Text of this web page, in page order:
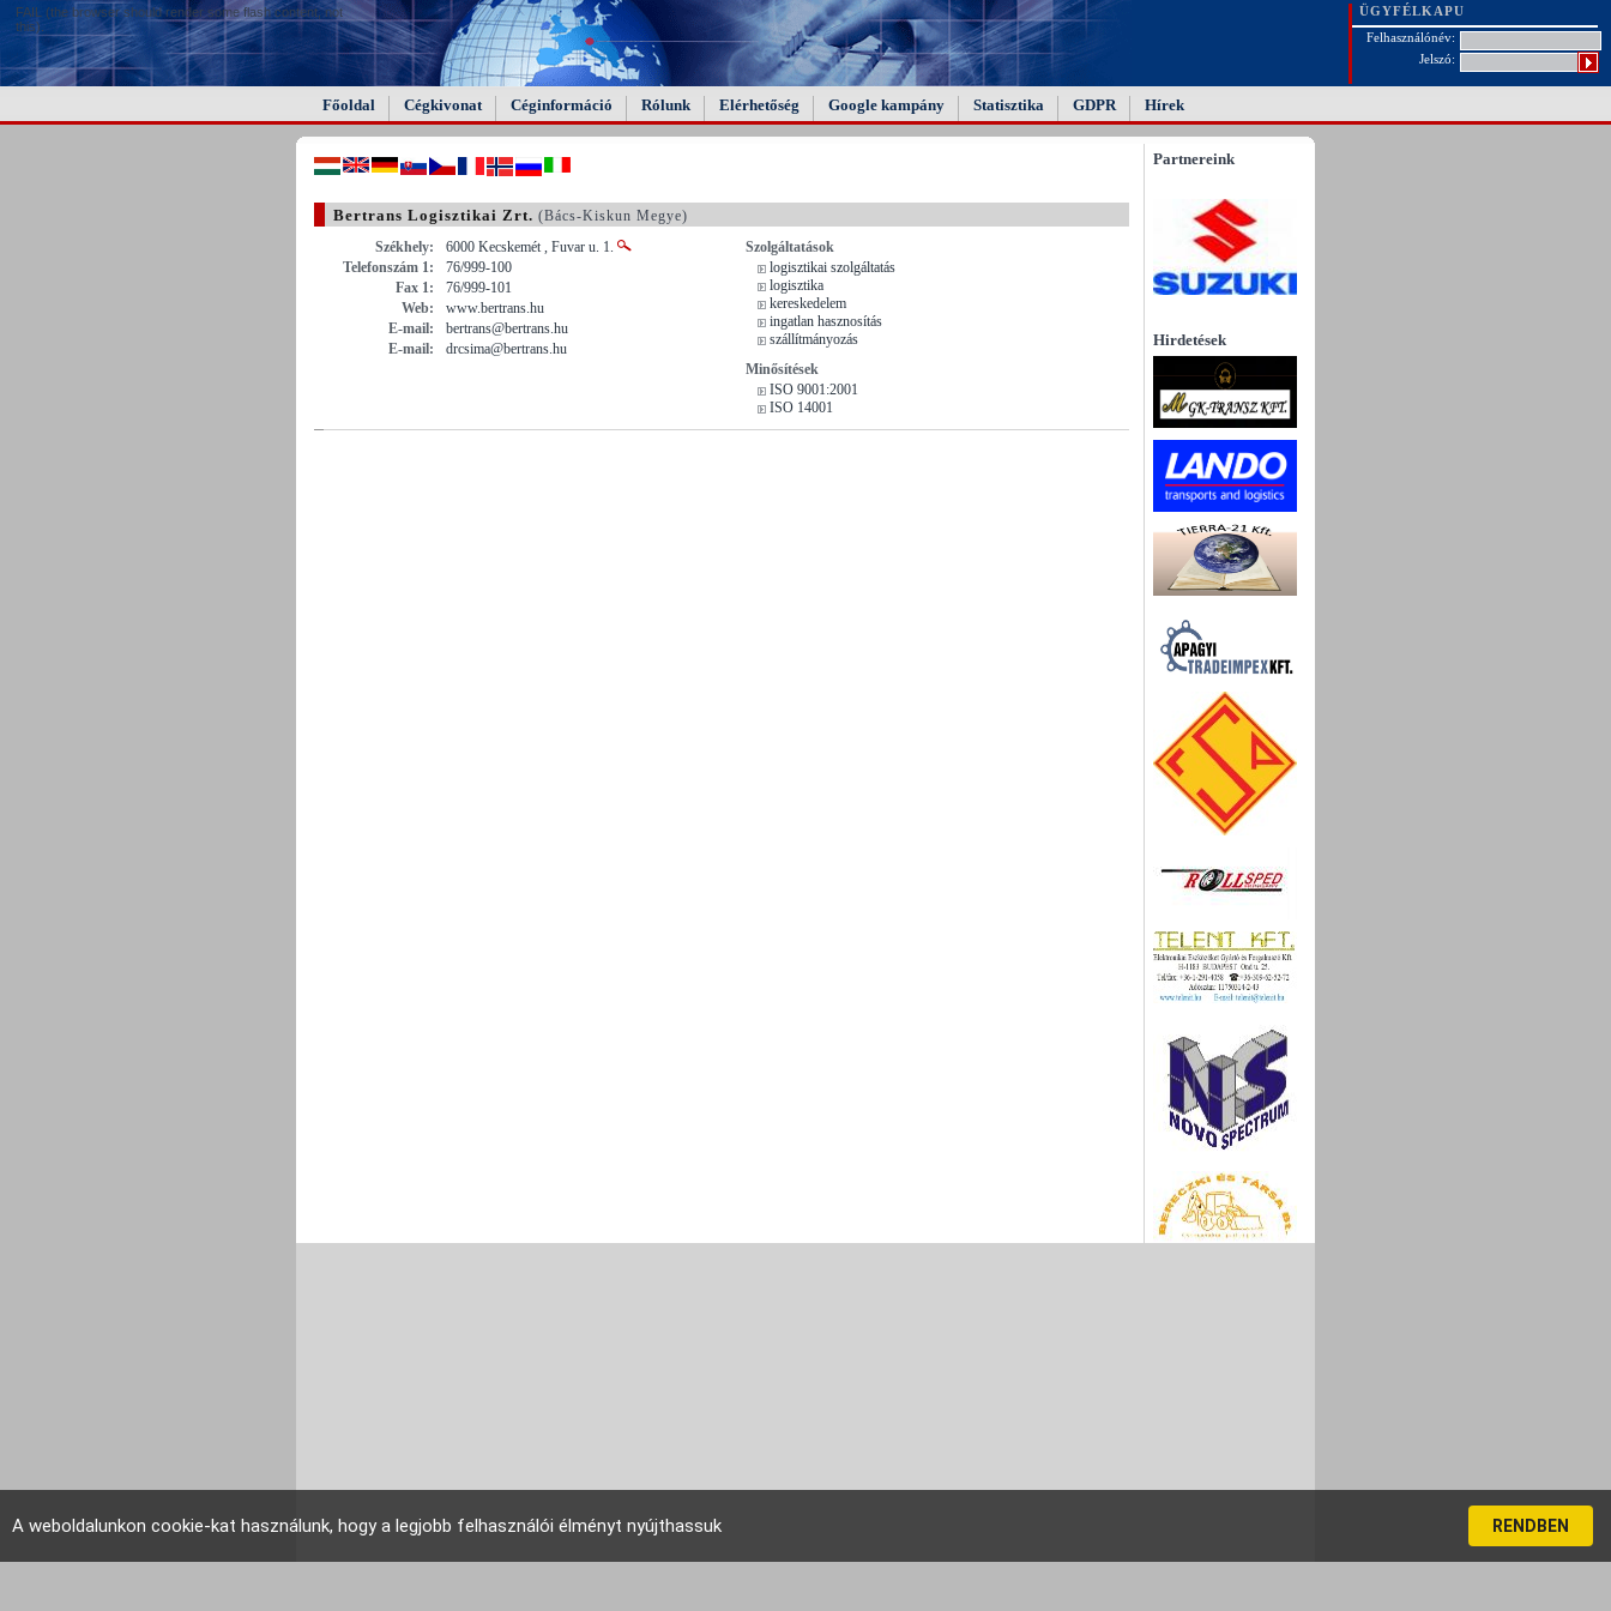
FAIL (the browser should render some flash content, not
this).
ÜGYFÉLKAPU
Felhasználónév:
Jelszó:
Főoldal Cégkivonat Céginformáció Rólunk Elérhetőség Google kampány Statisztika GDPR Hírek
Bertrans Logisztikai Zrt. (Bács-Kiskun Megye)
Székhely:
6000 Kecskemét , Fuvar u. 1.
Telefonszám 1:
76/999-100
Fax 1:
76/999-101
Web:
www.bertrans.hu
E-mail:
bertrans@bertrans.hu
E-mail:
drcsima@bertrans.hu
Szolgáltatások
logisztikai szolgáltatás
logisztika
kereskedelem
ingatlan hasznosítás
szállítmányozás
Minősítések
ISO 9001:2001
ISO 14001
Partnereink
Hirdetések
A weboldalunkon cookie-kat használunk, hogy a legjobb felhasználói élményt nyújthassuk RENDBEN